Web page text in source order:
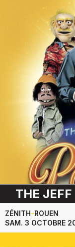
THE
ZÉNITH-ROUEN
SAM. 3 OCTOBRE